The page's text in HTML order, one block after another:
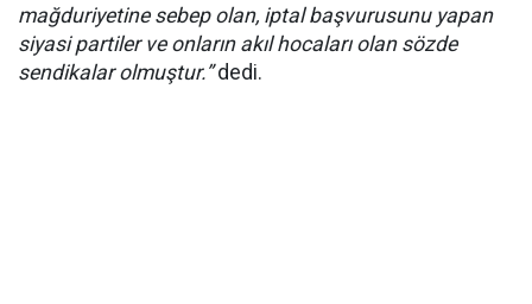
mağduriyetine sebep olan, iptal başvurusunu yapan
siyasi partiler ve onların akıl hocaları olan sözde
sendikalar olmuştur.”dedi.